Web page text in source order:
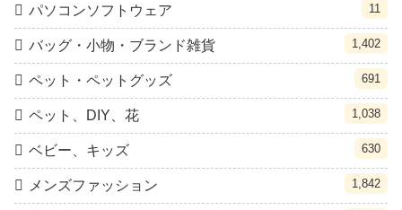
パソコンソフトウェア 11
バッグ・小物・ブランド雑貨 1,402
ペット・ペットグッズ 691
ペット、DIY、花 1,038
ベビー、キッズ 630
メンズファッション 1,842